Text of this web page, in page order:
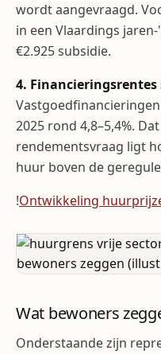
wordt aangevraagd.
in een Vlaardings
€2.925 subsidie.
4.
2025 rond 4,8–5,4%.
rendementsvraag ligt
huur boven de
!Ontwikkeling
Wat bewoners
Onderstaande zijn